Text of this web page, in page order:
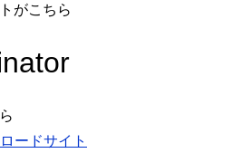
がこちら
ードサイト